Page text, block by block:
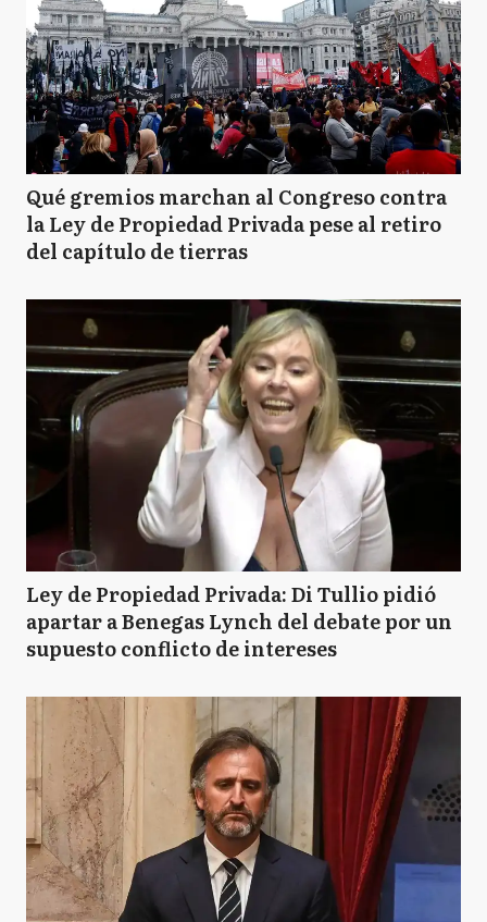
Qué gremios marchan al Congreso contra
la Ley de Propiedad Privada pese al retiro
del capítulo de tierras
Ley de Propiedad Privada: Di Tullio pidió
apartar a Benegas Lynch del debate por un
supuesto conflicto de intereses